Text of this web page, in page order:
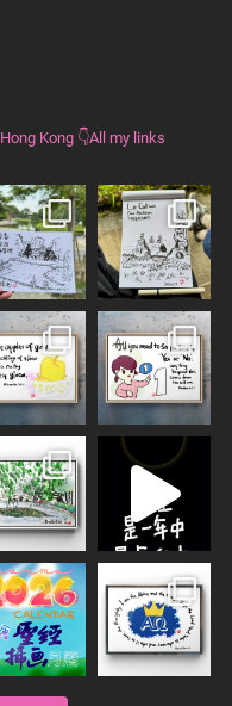
Hong Kong👇All my links